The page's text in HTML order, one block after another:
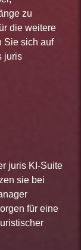
zu
die weitere
Sie sich auf
juris
juris KI-Suite
sie bei
für eine